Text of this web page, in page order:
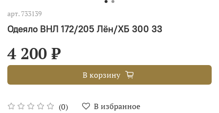
арт. 733139
Одеяло ВНЛ 172/205 Лён/ХБ 300 33
(0) В избранное
4 200 ₽
В корзину